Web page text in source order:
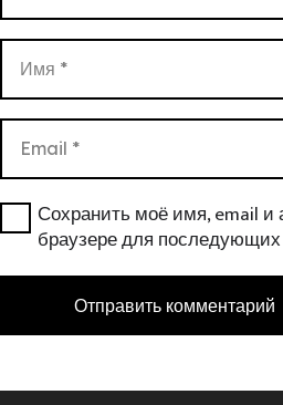
Сохранить моё имя, email и
браузере для
Отправить комментарий